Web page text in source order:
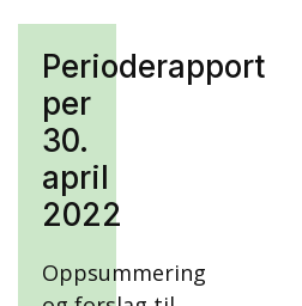
Perioderapport
per
30.
april
2022
Oppsummering